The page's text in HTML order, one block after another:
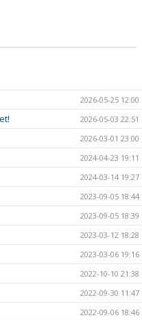
2026-05-25 12:00
2026-05-03 22:51
2026-03-01 23:00
2024-04-23 19:11
2024-03-14 19:27
2023-09-05 18:44
2023-09-05 18:39
2023-03-12 18:28
2023-03-06 19:16
2022-10-10 21:38
2022-09-30 11:47
2022-09-06 18:46